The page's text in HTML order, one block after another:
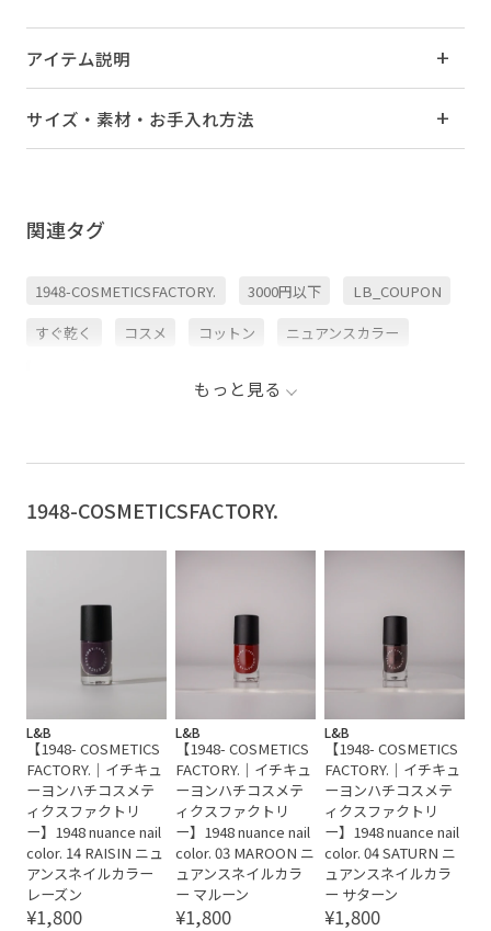
アイテム説明
サイズ・素材・お手入れ方法
関連タグ
1948-COSMETICSFACTORY. 3000円以下 LB_COUPON
すぐ乾く コスメ コットン ニュアンスカラー
もっと見る
1948-COSMETICSFACTORY.
L&B
【1948- COSMETICS
FACTORY.｜イチキュ
ーヨンハチコスメテ
ィクスファクトリ
ー】1948 nuance nail
color. 14 RAISIN ニュ
アンスネイルカラー
レーズン
¥1,800
L&B
【1948- COSMETICS
FACTORY.｜イチキュ
ーヨンハチコスメテ
ィクスファクトリ
ー】1948 nuance nail
color. 03 MAROON ニ
ュアンスネイルカラ
ー マルーン
¥1,800
L&B
【1948- COSMETICS
FACTORY.｜イチキュ
ーヨンハチコスメテ
ィクスファクトリ
ー】1948 nuance nail
color. 04 SATURN ニ
ュアンスネイルカラ
ー サターン
¥1,800